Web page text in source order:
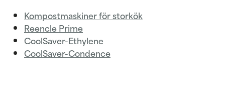
Kompostmaskiner för storkök
Reencle Prime
CoolSaver-Ethylene
CoolSaver-Condence